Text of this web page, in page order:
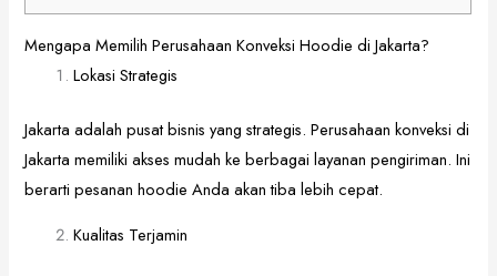
Mengapa Memilih Perusahaan Konveksi Hoodie di Jakarta?
Lokasi Strategis
Jakarta adalah pusat bisnis yang strategis. Perusahaan konveksi di
Jakarta memiliki akses mudah ke berbagai layanan pengiriman. Ini
berarti pesanan hoodie Anda akan tiba lebih cepat.
Kualitas Terjamin